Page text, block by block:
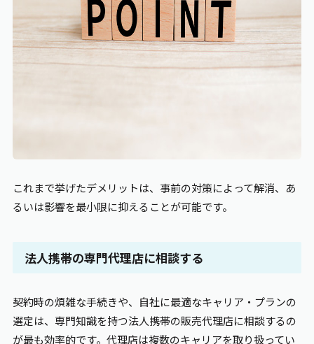
これまで挙げたデメリットは、事前の対策によって解消、あ
るいは影響を最小限に抑えることが可能です。
法人携帯の専門代理店に相談する
契約時の煩雑な手続きや、自社に最適なキャリア・プランの
選定は、専門知識を持つ法人携帯の販売代理店に相談するの
が最も効率的です。代理店は複数のキャリアを取り扱ってい